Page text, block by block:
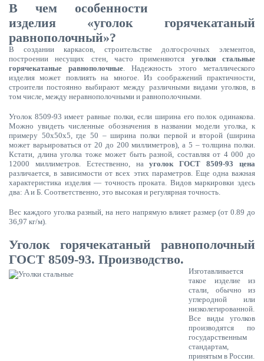
В чем особенности
изделия «уголок горячекатаный
равнополочный»?
В создании каркасов, строительстве долгосрочных элементов,
построении несущих стен, часто применяются уголки стальные
горячекатаные равнополочные. Надежность этого металлического
изделия может повлиять на многое. Из соображений практичности,
строители постоянно выбирают между различными видами уголков, в
том числе, между неравнополочными и равнополочными.
Уголок 8509-93 имеет равные полки, если ширина его полок одинакова.
Можно увидеть численные обозначения в названии модели уголка, к
примеру 50х50х5, где 50 – ширина полки первой и второй (ширина
может варьироваться от 20 до 200 миллиметров), а 5 – толщина полки.
Кстати, длина уголка тоже может быть разной, составляя от 4 000 до
12000 миллиметров. Естественно, науголок ГОСТ 8509-93 цена
различается, в зависимости от всех этих параметров. Еще одна важная
характеристика изделия — точность проката. Видов маркировки здесь
два: A и Б. Соответственно, это высокая и регулярная точность.
Вес каждого уголка разный, на него напрямую влияет размер (от 0.89 до
36,97 кг/м).
Уголок горячекатаный равнополочный
ГОСТ 8509-93. Производство.
Изготавливается
такое изделие из
стали, обычно из
углеродной или
низколегированной.
Все виды уголков
производятся по
государственным
стандартам,
принятым в России.